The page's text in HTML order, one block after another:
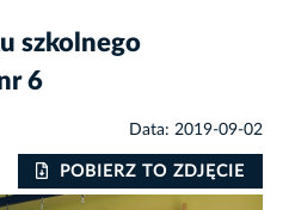
szkolnego
6
Data: 2019-09-02
POBIERZ TO ZDJĘCIE